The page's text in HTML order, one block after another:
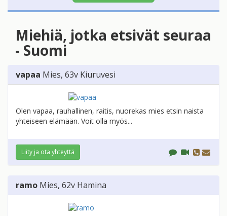
Miehiä, jotka etsivät seuraa
- Suomi
vapaa Mies, 63v Kiuruvesi
Olen vapaa, rauhallinen, raitis, nuorekas mies etsin naista
yhteiseen elämään. Voit olla myös...
Liity ja ota yhteyttä
ramo Mies, 62v Hamina